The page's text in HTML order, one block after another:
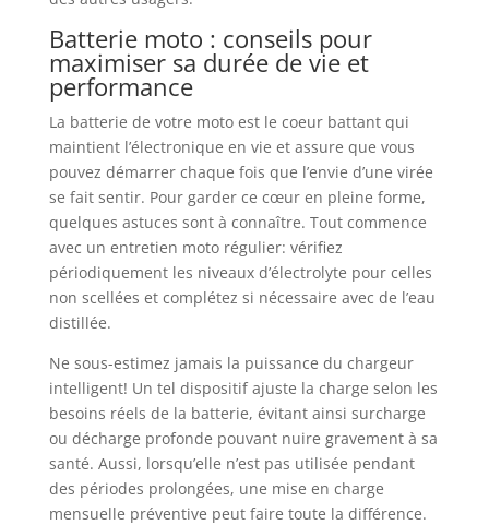
Batterie moto : conseils pour
maximiser sa durée de vie et
performance
La batterie de votre moto est le coeur battant qui
maintient l’électronique en vie et assure que vous
pouvez démarrer chaque fois que l’envie d’une virée
se fait sentir. Pour garder ce cœur en pleine forme,
quelques astuces sont à connaître. Tout commence
avec un entretien moto régulier: vérifiez
périodiquement les niveaux d’électrolyte pour celles
non scellées et complétez si nécessaire avec de l’eau
distillée.
Ne sous-estimez jamais la puissance du chargeur
intelligent! Un tel dispositif ajuste la charge selon les
besoins réels de la batterie, évitant ainsi surcharge
ou décharge profonde pouvant nuire gravement à sa
santé. Aussi, lorsqu’elle n’est pas utilisée pendant
des périodes prolongées, une mise en charge
mensuelle préventive peut faire toute la différence.